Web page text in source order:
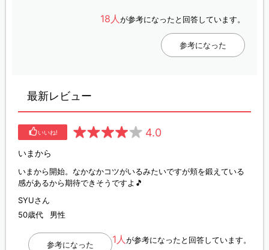
18人が参考になったと回答しています。
参考になった
最新レビュー
いいね! 4.0
いまから
いまから開始。なかなかコツがいるみたいですが頬を鍛えている
感があるから期待できそうですよ🎵
SYUさん
50歳代
男性
1人が参考になったと回答しています。
参考になった